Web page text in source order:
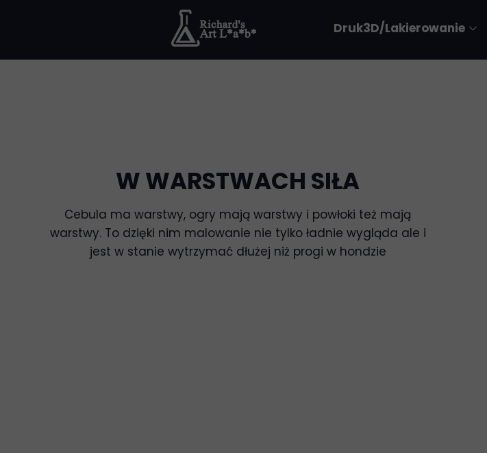
Druk3D/Lakierowanie
Technologia
W WARSTWACH SIŁA
Cebula ma warstwy, ogry mają warstwy i powłoki też mają
warstwy. To dzięki nim malowanie nie tylko ładnie wygląda ale i
jest w stanie wytrzymać dłużej niż progi w hondzie